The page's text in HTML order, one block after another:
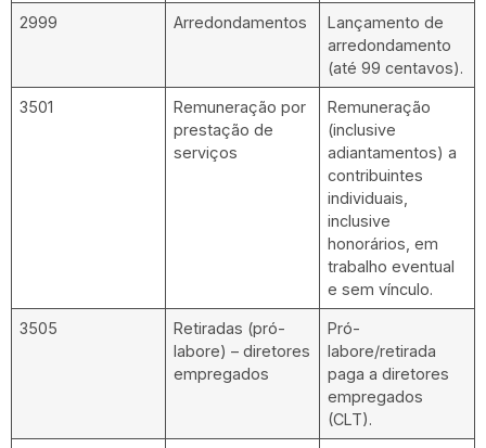
2999 Arredondamentos
Lançamento de
arredondamento
(até 99 centavos).
3501
Remuneração por
prestação de
serviços
Remuneração
(inclusive
adiantamentos) a
contribuintes
individuais,
inclusive
honorários, em
trabalho eventual
e sem vínculo.
3505
Retiradas (pró-
labore) – diretores
empregados
Pró-
labore/retirada
paga a diretores
empregados
(CLT).